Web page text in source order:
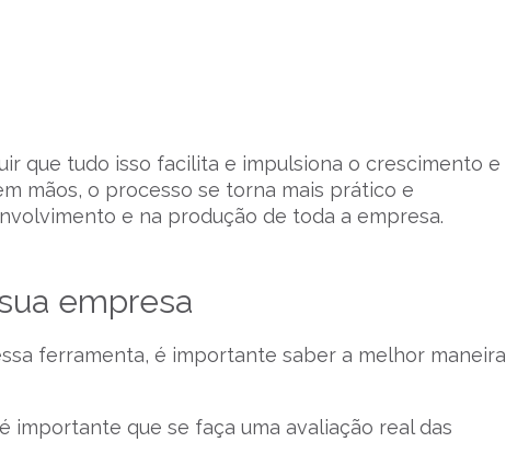
que tudo isso facilita e impulsiona o crescimento e
mãos, o processo se torna mais prático e
e na produção de toda a empresa.
empresa
ferramenta, é importante saber a melhor maneira
que se faça uma avaliação real das